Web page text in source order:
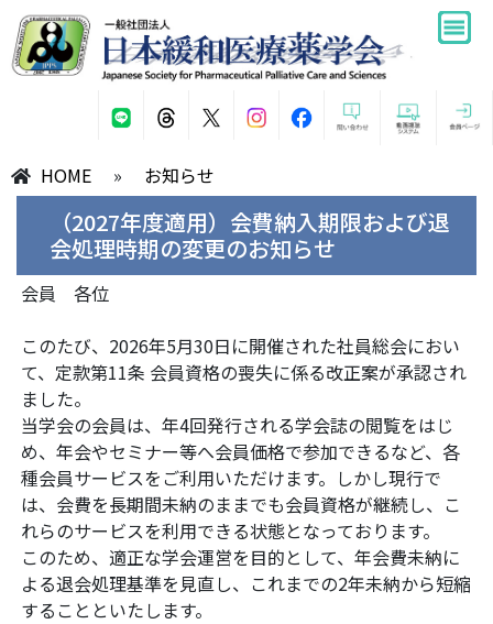
HOME » お知らせ
（2027年度適用）会費納入期限および退
会処理時期の変更のお知らせ
会員 各位
このたび、2026年5月30日に開催された社員総会におい
て、定款第11条 会員資格の喪失に係る改正案が承認され
ました。
当学会の会員は、年4回発行される学会誌の閲覧をはじ
め、年会やセミナー等へ会員価格で参加できるなど、各
種会員サービスをご利用いただけます。しかし現行で
は、会費を長期間未納のままでも会員資格が継続し、こ
れらのサービスを利用できる状態となっております。
このため、適正な学会運営を目的として、年会費未納に
よる退会処理基準を見直し、これまでの2年未納から短縮
することといたします。